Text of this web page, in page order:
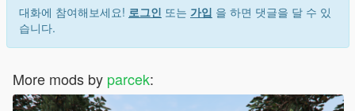
대화에 참여해보세요! 로그인 또는 가입 을 하면 댓글을 달 수 있
습니다.
More mods by parcek: